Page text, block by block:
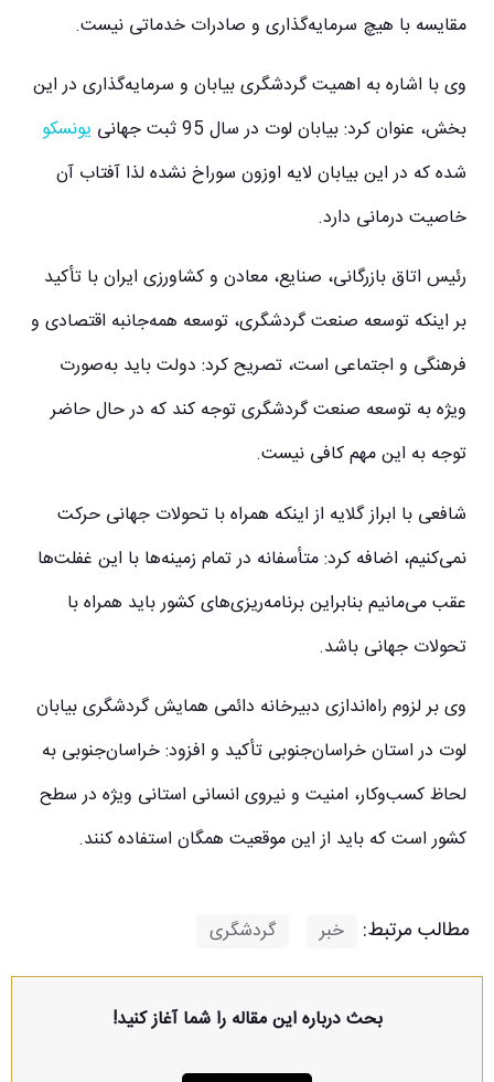
مقایسه با هیچ سرمایه‌گذاری و صادرات خدماتی نیست.
وی با اشاره به اهمیت گردشگری بیابان و سرمایه‌گذاری در این
بخش، عنوان کرد: بیابان لوت در سال 95 ثبت جهانی
یونسکو
شده که در این بیابان لایه اوزون سوراخ نشده لذا آفتاب آن
خاصیت درمانی دارد.
رئیس اتاق بازرگانی، صنایع، معادن و کشاورزی ایران با تأکید
بر اینکه توسعه صنعت گردشگری، توسعه همه‌جانبه اقتصادی و
فرهنگی و اجتماعی است، تصریح کرد: دولت باید به‌صورت
ویژه به توسعه صنعت گردشگری توجه کند که در حال حاضر
توجه به این مهم کافی نیست.
شافعی با ابراز گلایه از اینکه همراه با تحولات جهانی حرکت
نمی‌کنیم، اضافه کرد: متأسفانه در تمام زمینه‌ها با این غفلت‌ها
عقب می‌مانیم بنابراین برنامه‌ریزی‌های کشور باید همراه با
تحولات جهانی باشد.
وی بر لزوم راه‌اندازی دبیرخانه دائمی همایش گردشگری بیابان
لوت در استان خراسان‌جنوبی تأکید و افزود: خراسان‌جنوبی به
لحاظ کسب‌وکار، امنیت و نیروی انسانی استانی ویژه در سطح
کشور است که باید از این موقعیت همگان استفاده کنند.
مطالب مرتبط: خبر گردشگری
بحث درباره این مقاله را شما آغاز کنید!